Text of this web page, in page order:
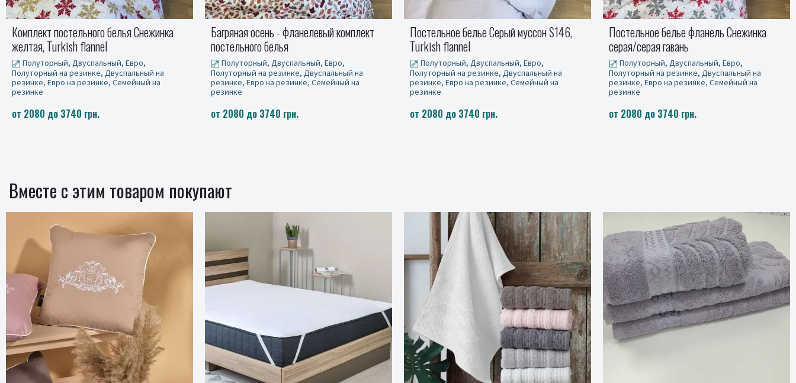
Багряная осень - фланелевый комплект
постельного белья
Полуторный, Двуспальный, Евро,
Полуторный на резинке, Двуспальный на
резинке, Евро на резинке, Семейный на
резинке
от 2080 до 3740 грн.
Постельное белье Серый муссон S146,
Turkish flannel
Полуторный, Двуспальный, Евро,
Полуторный на резинке, Двуспальный на
резинке, Евро на резинке, Семейный на
резинке
от 2080 до 3740 грн.
Постельное белье фланель Снежинка
серая/серая гавань
Полуторный, Двуспальный, Евро,
Полуторный на резинке, Двуспальный на
резинке, Евро на резинке, Семейный на
резинке
от 2080 до 3740 грн.
Постельное белье фланель Ромб синий
Turkish flannel
Полуторный, Полуторный на резинке
от 2080 до 2555 грн.
Вместе с этим товаром покупают